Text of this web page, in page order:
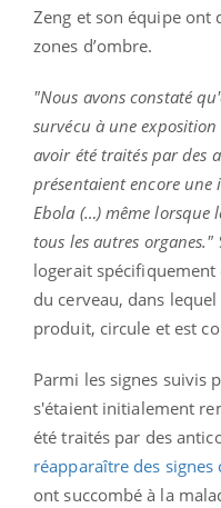
Zeng et son équipe ont
zones d’ombre.
"Nous avons constaté
survécu à une
avoir été traités par des
présentaient encore
Ebola (…) même lorsque
tous les autres organes."
logerait
du cerveau, dans
produit, circule et est
Parmi les signes suivis
s'étaient initialement
été traités par des
réapparaître des
ont succombé à la